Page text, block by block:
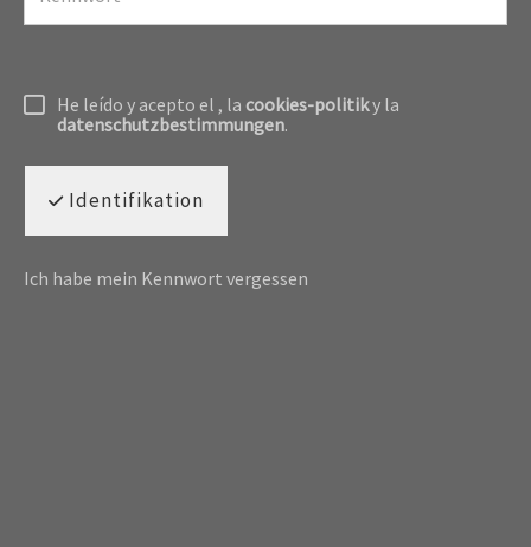
He leído y acepto el , la cookies-politiky la
datenschutzbestimmungen.
Identifikation
Ich habe mein Kennwort vergessen